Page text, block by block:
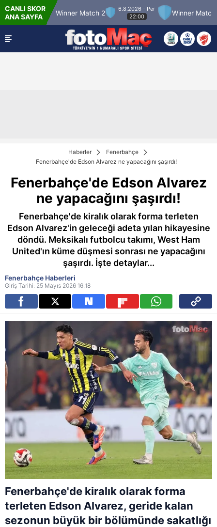
CANLI SKOR
ANA SAYFA
12 Winner Match 2
6.8.2026 - Per
22:00
Winner Match 3
Haberler
Fenerbahçe
Fenerbahçe'de Edson Alvarez ne yapacağını şaşırdı!
Fenerbahçe'de Edson Alvarez
ne yapacağını şaşırdı!
Fenerbahçe'de kiralık olarak forma terleten
Edson Alvarez'in geleceği adeta yılan hikayesine
döndü. Meksikalı futbolcu takımı, West Ham
United'ın küme düşmesi sonrası ne yapacağını
şaşırdı. İşte detaylar...
Fenerbahçe Haberleri
Giriş Tarihi: 25 Mayıs 2026 16:18
Fenerbahçe'de kiralık olarak forma
terleten Edson Alvarez, geride kalan
sezonun büyük bir bölümünde sakatlığı